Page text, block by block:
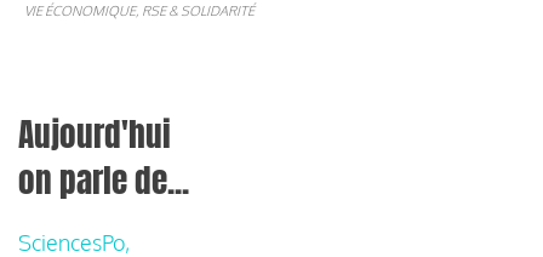
VIE ÉCONOMIQUE, RSE & SOLIDARITÉ
Aujourd'hui
on parle de...
SciencesPo,